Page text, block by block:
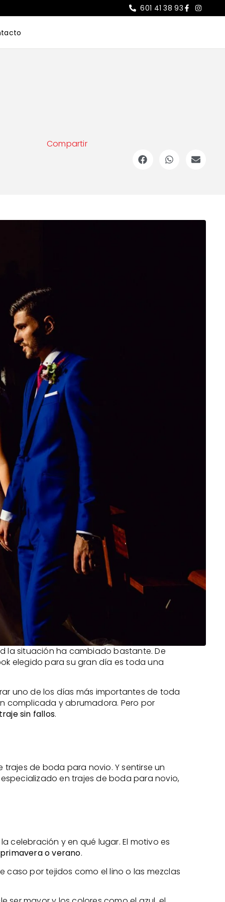
601 41 38 93
Compartir
la situación ha cambiado bastante. De
elegido para su gran día es toda una
uno de los días más importantes de toda
complicada y abrumadora. Pero por
sin fallos.
de boda para novio. Y sentirse un
especializado en trajes de boda para novio,
celebración y en qué lugar. El motivo es
o verano.
caso por tejidos como el lino o las mezclas